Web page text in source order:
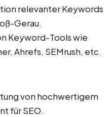
relevanter Keywords
Gerau.
Keyword-Tools wie
Ahrefs, SEMrush, etc.
von hochwertigem
für SEO.